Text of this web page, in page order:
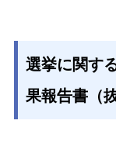
選挙に関す
果報告書（